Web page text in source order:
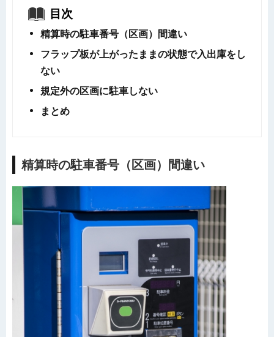
目次
精算時の駐車番号（区画）間違い
フラップ板が上がったままの状態で入出庫をし
ない
規定外の区画に駐車しない
まとめ
精算時の駐車番号（区画）間違い